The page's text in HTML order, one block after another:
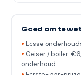
Goed om te
Losse
Geiser / boiler:
onderhoud